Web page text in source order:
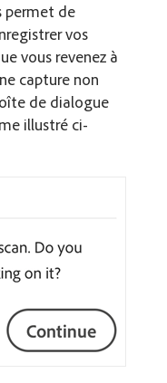
permet de
vos
vous revenez à
capture non
de dialogue
illustré ci-